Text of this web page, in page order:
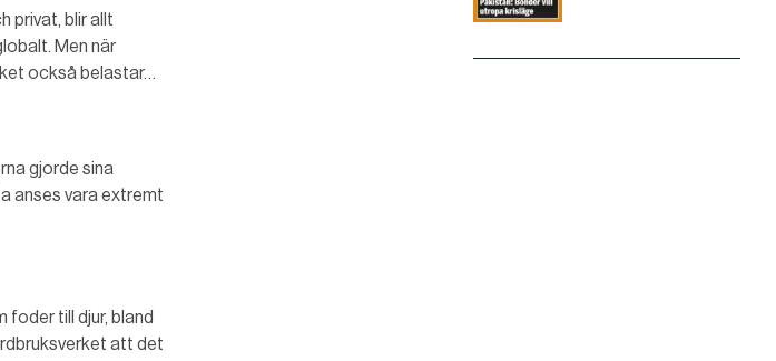
privat, blir allt
Men när
också belastar…
gjorde sina
anses vara extremt
foder till djur, bland
att det